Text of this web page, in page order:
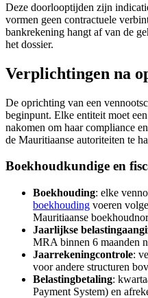
Deze doorlooptijden zijn
vormen geen contractuele
bankrekening hangt af van de
het dossier.
Verplichtingen na
De oprichting van een
beginpunt. Elke entiteit moet
nakomen om haar compliance
de Mauritiaanse autoriteiten te
Boekhoudkundige en
Boekhouding: elke
boekhouding voeren
Mauritiaanse
Jaarlijkse
MRA binnen 6 maanden
Jaarrekeningcontrole:
voor andere structuren
Belastingbetaling:
Payment System) en